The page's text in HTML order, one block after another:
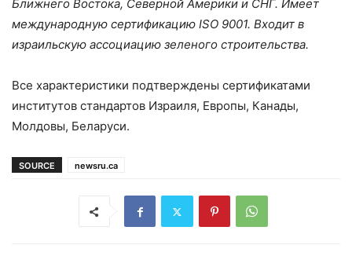
Ближнего Востока, Северной Америки и СНГ. Имеет
международную сертификацию ISO 9001. Входит в
израильскую ассоциацию зеленого строительства.
Все характеристики подтверждены сертификатами
институтов стандартов Израиля, Европы, Канады,
Молдовы, Беларуси.
SOURCE newsru.ca